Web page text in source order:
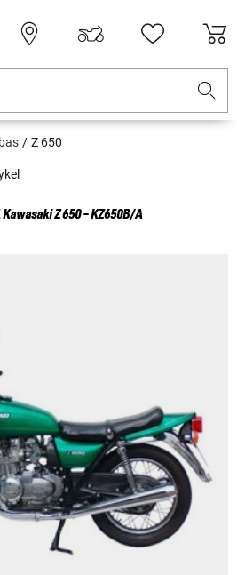
Z 650
KawasakiZ 650 - KZ650B/A